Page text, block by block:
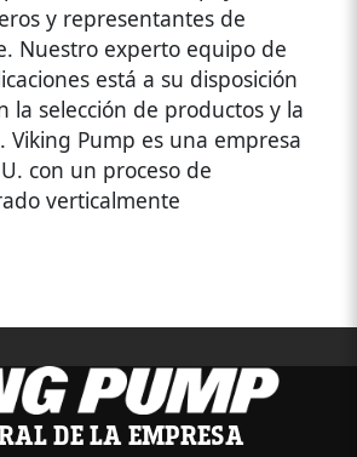
y representantes de
Nuestro experto equipo de
está a su disposición
la selección de productos y la
Viking Pump es una empresa
con un proceso de
verticalmente
DE LA EMPRESA